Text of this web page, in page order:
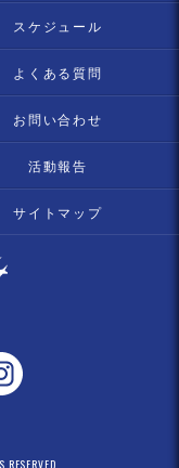
スケジュール
よくある質問
お問い合わせ
活動報告
サイトマップ